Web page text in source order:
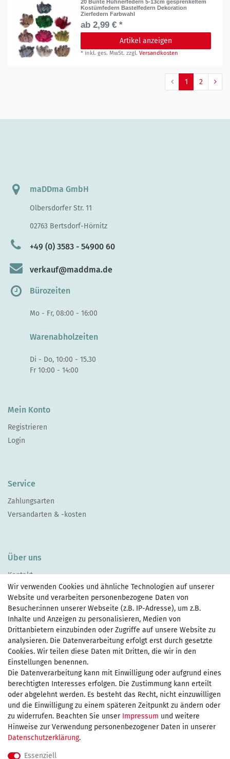
20 Bunte Hühnerfedern 5-13cm gesprenkeltem
Kostümfedern Bastelfedern Dekoration
Zierfedern Farbwahl
ab 2,99 € *
Artikel anzeigen
* inkl. ges. MwSt. zzgl.Versandkosten
1 2
maDDma GmbH
Olbersdorfer Str. 11
02763 Bertsdorf-Hörnitz
+49 (0) 3583 - 54900 60
verkauf@maddma.de
Bürozeiten
Mo - Fr, 08:00 - 16:00
Warenabholzeiten
Di - Do, 10:00 - 15.30
Fr 10:00 - 14:00
Mein Konto
Registrieren
Login
Service
Zahlungsarten
Versandarten & -kosten
Über uns
Kontakt
Zahlen Sie bequem per
Wir versenden mit
kostenfreie Lieferung
innerhalb Deutschland ab 75€
Wir verwenden Cookies und ähnliche Technologien auf unserer
Website und verarbeiten personenbezogene Daten von
Besucher:innen unserer Webseite (z.B. IP-Adresse), um z.B.
Inhalte und Anzeigen zu personalisieren, Medien von
Drittanbietern einzubinden oder Zugriffe auf unsere Website zu
analysieren. Die Datenverarbeitung erfolgt erst durch gesetzte
Cookies. Wir teilen diese Daten mit Dritten, die wir in den
Einstellungen benennen.
Die Datenverarbeitung kann mit Einwilligung oder aufgrund eines
berechtigten Interesses erfolgen. Die Zustimmung kann erteilt
oder abgelehnt werden. Es besteht das Recht, nicht einzuwilligen
und die Einwilligung zu einem späteren Zeitpunkt zu ändern oder
zu widerrufen. Beachten Sie unser Impressum und weitere
Hinweise zur Verwendung personenbezogener Daten in unserer
Daten­schutz­erklärung.
Essenziell